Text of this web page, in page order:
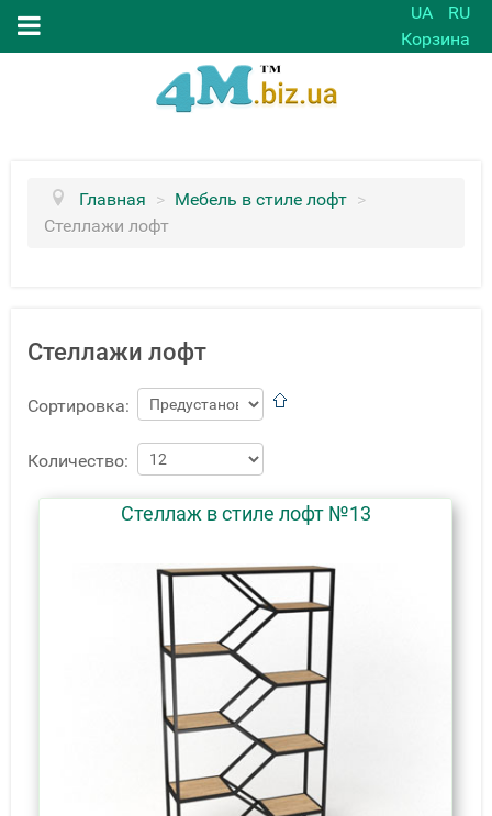
UA
RU
Корзина
Главная > Мебель в стиле лофт >
Стеллажи лофт
Стеллажи лофт
Сортировка:
Количество:
Стеллаж в стиле лофт №13